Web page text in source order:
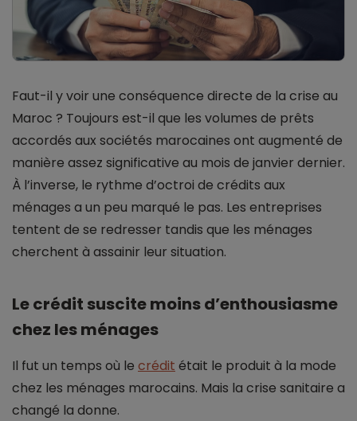
Faut-il y voir une conséquence directe de la crise au
Maroc ? Toujours est-il que les volumes de prêts
accordés aux sociétés marocaines ont augmenté de
manière assez significative au mois de janvier dernier.
À l’inverse, le rythme d’octroi de crédits aux
ménages a un peu marqué le pas. Les entreprises
tentent de se redresser tandis que les ménages
cherchent à assainir leur situation.
Le crédit suscite moins d’enthousiasme
chez les ménages
Il fut un temps où le crédit était le produit à la mode
chez les ménages marocains. Mais la crise sanitaire a
changé la donne.